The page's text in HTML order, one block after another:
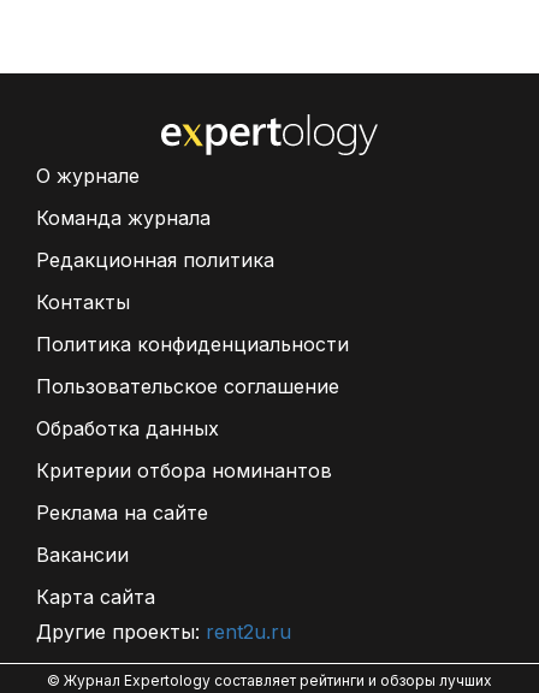
О журнале
Команда журнала
Редакционная политика
Контакты
Политика конфиденциальности
Пользовательское соглашение
Обработка данных
Критерии отбора номинантов
Реклама на сайте
Вакансии
Карта сайта
Другие проекты: rent2u.ru
© Журнал Expertology составляет рейтинги и обзоры лучших